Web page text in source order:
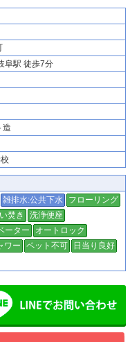
阜駅 徒歩7分
造
雑排水:公共下水
フローリング
焚き
洗浄便座
ーター
オートロック
ワー ペット不可
日当り良好
お問い合わせ